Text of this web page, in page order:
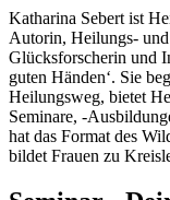
Katharina Sebert ist
Autorin, Heilungs-
Glücksforscherin und
guten Händen‘. Sie
Heilungsweg, bietet
Seminare, -
hat das Format des
bildet Frauen zu